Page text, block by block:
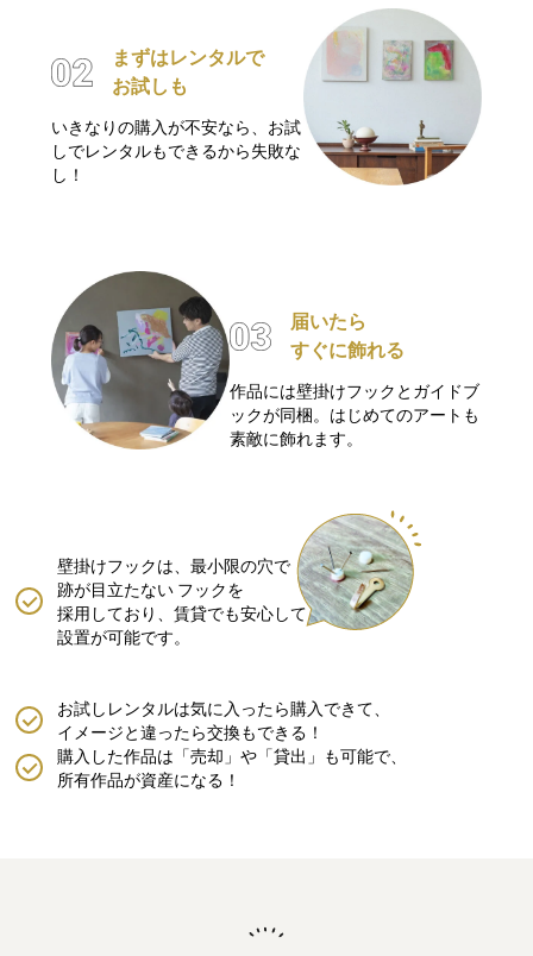
まずはレンタルで
お試しも
いきなりの購入が不安なら、お試
しでレンタルもできるから失敗な
し！
届いたら
すぐに飾れる
作品には壁掛けフックとガイドブ
ックが同梱。はじめてのアートも
素敵に飾れます。
壁掛けフックは、最小限の穴で
跡が目立たない フックを
採用しており、賃貸でも安心して
設置が可能です。
購入した作品は「売却」や「貸出」も可能で、
所有作品が資産になる！
お試しレンタルは気に入ったら購入できて、
イメージと違ったら交換もできる！